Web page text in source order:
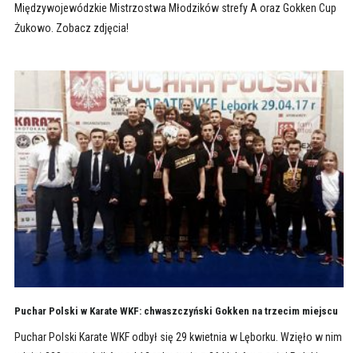
Międzywojewódzkie Mistrzostwa Młodzików strefy A oraz Gokken Cup
Żukowo. Zobacz zdjęcia!
Puchar Polski w Karate WKF: chwaszczyński Gokken na trzecim miejscu
Puchar Polski Karate WKF odbył się 29 kwietnia w Lęborku. Wzięło w nim